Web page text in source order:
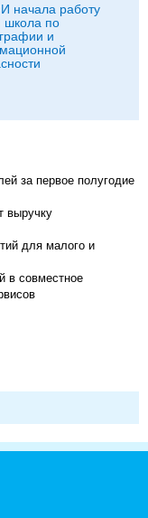
начала работу
школа по
и
за первое полугодие
выручку
для малого и
в совместное